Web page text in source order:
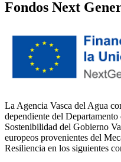
Fondos Next
La Agencia Vasca del Agua
dependiente del
Sostenibilidad del Gobierno
europeos provenientes del
Resiliencia en los siguientes